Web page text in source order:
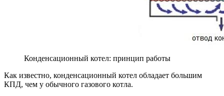
Конденсационный котел: принцип работы
Как известно, конденсационный котел обладает большим
КПД, чем у обычного газового котла.